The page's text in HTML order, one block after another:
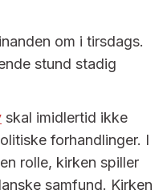
om i tirsdags.
stund stadig
skal imidlertid ikke
forhandlinger. I
rolle, kirken spiller
samfund. Kirken